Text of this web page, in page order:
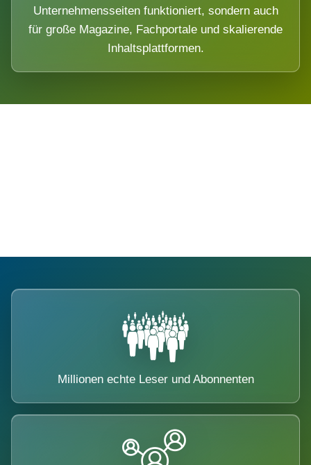
Unternehmensseiten funktioniert, sondern auch
für große Magazine, Fachportale und skalierende
Inhaltsplattformen.
Millionen echte Leser und Abonnenten